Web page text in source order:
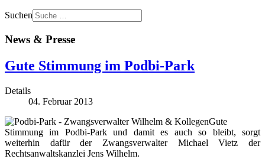
Suchen
News & Presse
Gute Stimmung im Podbi-Park
Details
04. Februar 2013
Gute
Stimmung im Podbi-Park und damit es auch so bleibt, sorgt
weiterhin dafür der Zwangsverwalter Michael Vietz der
Rechtsanwaltskanzlei Jens Wilhelm.